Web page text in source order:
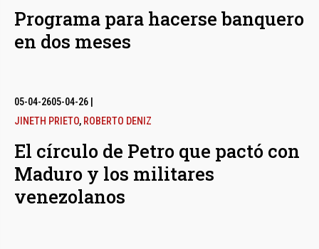
Programa para hacerse banquero
en dos meses
05-04-2605-04-26
JINETH PRIETO, ROBERTO DENIZ
El círculo de Petro que pactó con
Maduro y los militares
venezolanos